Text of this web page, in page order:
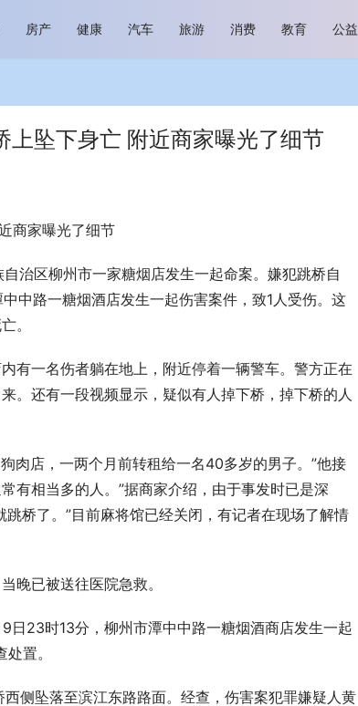
房产 健康 汽车 旅游 消费 教育 公益
上坠下身亡 附近商家曝光了细节
商家曝光了细节
治区柳州市一家糖烟店发生一起命案。嫌犯跳桥自
中路一糖烟酒店发生一起伤害案件，致1人受伤。这
。
有一名伤者躺在地上，附近停着一辆警车。警方正在
。还有一段视频显示，疑似有人掉下桥，掉下桥的人
肉店，一两个月前转租给一名40多岁的男子。”他接
有相当多的人。”据商家介绍，由于事发时已是深
桥了。”目前麻将馆已经关闭，有记者在现场了解情
晚已被送往医院急救。
日23时13分，柳州市潭中中路一糖烟酒商店发生一起
置。
侧坠落至滨江东路路面。经查，伤害案犯罪嫌疑人黄
快车道 向“新”而